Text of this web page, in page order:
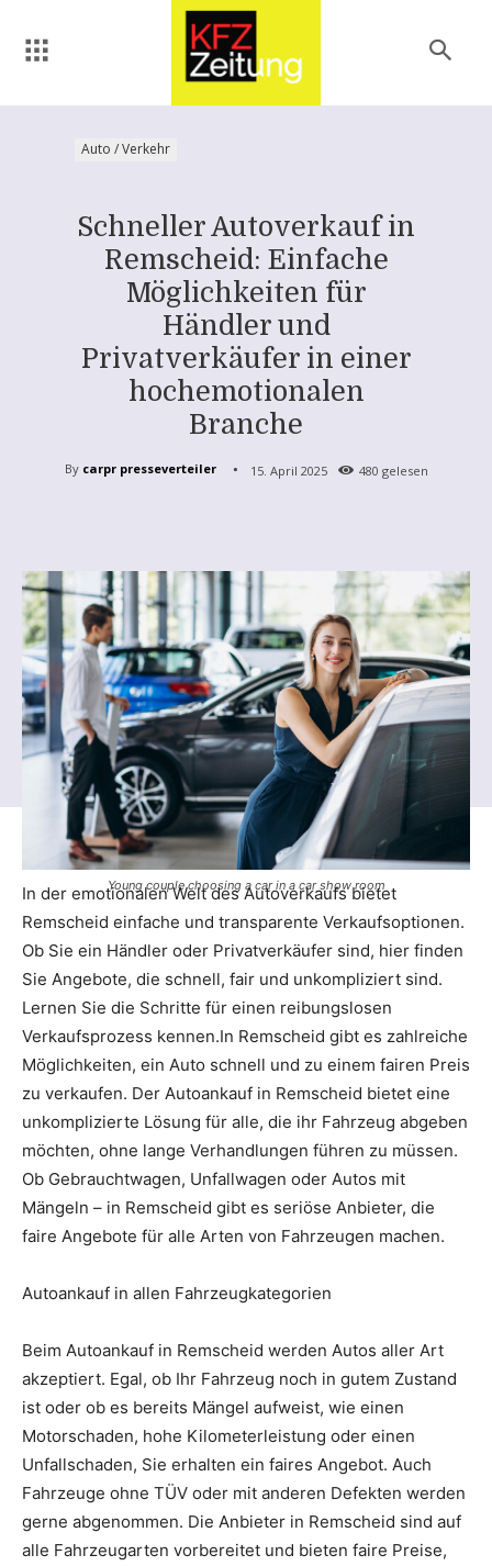
Auto / Verkehr
Schneller Autoverkauf in
Remscheid: Einfache
Möglichkeiten für
Händler und
Privatverkäufer in einer
hochemotionalen
Branche
By carpr presseverteiler 15. April 2025 480 gelesen
Young couple choosing a car in a car show room
In der emotionalen Welt des Autoverkaufs bietet
Remscheid einfache und transparente Verkaufsoptionen.
Ob Sie ein Händler oder Privatverkäufer sind, hier finden
Sie Angebote, die schnell, fair und unkompliziert sind.
Lernen Sie die Schritte für einen reibungslosen
Verkaufsprozess kennen.In Remscheid gibt es zahlreiche
Möglichkeiten, ein Auto schnell und zu einem fairen Preis
zu verkaufen. Der Autoankauf in Remscheid bietet eine
unkomplizierte Lösung für alle, die ihr Fahrzeug abgeben
möchten, ohne lange Verhandlungen führen zu müssen.
Ob Gebrauchtwagen, Unfallwagen oder Autos mit
Mängeln – in Remscheid gibt es seriöse Anbieter, die
faire Angebote für alle Arten von Fahrzeugen machen.
Autoankauf in allen Fahrzeugkategorien
Beim Autoankauf in Remscheid werden Autos aller Art
akzeptiert. Egal, ob Ihr Fahrzeug noch in gutem Zustand
ist oder ob es bereits Mängel aufweist, wie einen
Motorschaden, hohe Kilometerleistung oder einen
Unfallschaden, Sie erhalten ein faires Angebot. Auch
Fahrzeuge ohne TÜV oder mit anderen Defekten werden
gerne abgenommen. Die Anbieter in Remscheid sind auf
alle Fahrzeugarten vorbereitet und bieten faire Preise,